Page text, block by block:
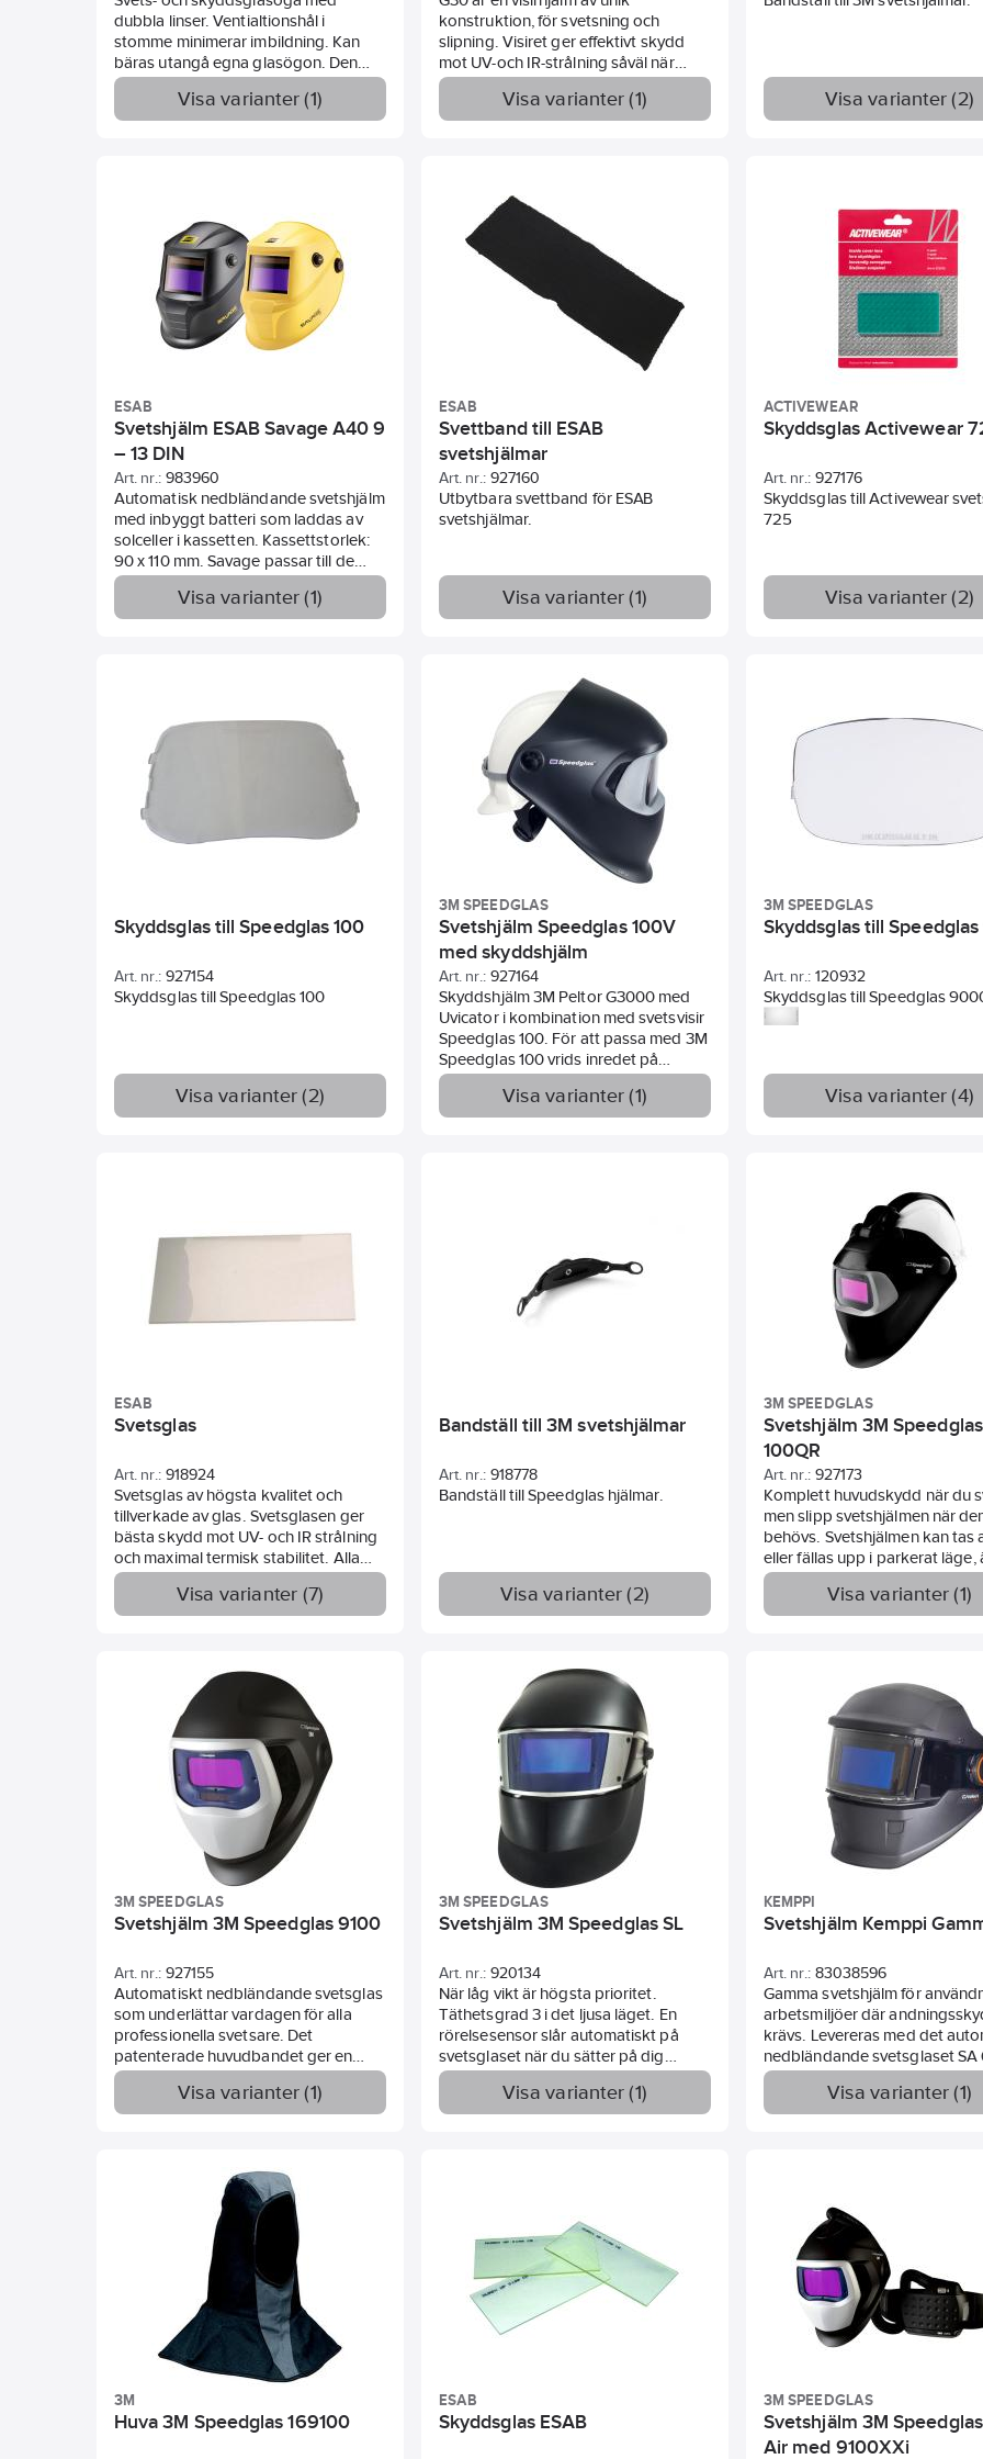
dubbla linser. Ventialtionshål i
stomme minimerar imbildning. Kan
bäras utangå egna glasögon. Den
uppfällbara delen låses fast i uppfällt
läge vid flip-up. 50 mm runda skydds-
och svetsglas.
Visa varianter (1)
konstruktion, för svetsning och
slipning. Visiret ger effektivt skydd
mot UV-och IR-strålning såväl när
visiret är öppet som när det är stängt,
och det finns med olika
mörkhetsgrader. Hjälmen har ett
Mörkhetsgrad
647600: DIN 2 + DIN 8 totalt DIN10
647601: DIN 2 + DIN 10 totalt DIN11
Visa varianter (1) Visa varianter (2)
ESAB
Svetshjälm ESAB Savage A40 9
– 13 DIN
Art. nr.: 983960
Automatisk nedbländande svetshjälm
med inbyggt batteri som laddas av
solceller i kassetten. Kassettstorlek:
90 x 110 mm. Savage passar till de
flesta svetsapplikationer: MIG/MAG,
MMA samt TIG över 20 amp.
Uppdaterad så man nu kan byta
Visa varianter (1)
ESAB
Svettband till ESAB
svetshjälmar
Art. nr.: 927160
Utbytbara svettband för ESAB
svetshjälmar.
Visa varianter (1)
ACTIVEWEAR
Skyddsglas Activewear
Art. nr.: 927176
Skyddsglas till Activewear
725
Visa varianter (2)
Skyddsglas till Speedglas 100
Art. nr.: 927154
Skyddsglas till Speedglas 100
Visa varianter (2)
3M SPEEDGLAS
Svetshjälm Speedglas 100V
med skyddshjälm
Art. nr.: 927164
Skyddshjälm 3M Peltor G3000 med
Uvicator i kombination med svetsvisir
Speedglas 100. För att passa med 3M
Speedglas 100 vrids inredet på
hjälmen 180º. Inkl kassett.
Visa varianter (1)
3M SPEEDGLAS
Skyddsglas till
Art. nr.: 120932
Skyddsglas till Speedglas
Visa varianter (4)
ESAB
Svetsglas
Art. nr.: 918924
Svetsglas av högsta kvalitet och
tillverkade av glas. Svetsglasen ger
bästa skydd mot UV- och IR strålning
och maximal termisk stabilitet. Alla
svetsglas är individuellt märkta med
mörkhetsgrad i DIN.
Visa varianter (7)
Bandställ till 3M svetshjälmar
Art. nr.: 918778
Bandställ till Speedglas hjälmar.
Visa varianter (2)
3M SPEEDGLAS
Svetshjälm 3M Speedglas
100QR
Art. nr.: 927173
Komplett huvudskydd när du
men slipp svetshjälmen när
behövs. Svetshjälmen kan tas
eller fällas upp i parkerat läge,
monterad på skyddshjälmen.
401470 lev inkl: Svetshjälm
med svetskasett 100V, QR räls
kassett och hjälm.
Visa varianter (1)
3M SPEEDGLAS
Svetshjälm 3M Speedglas 9100
Art. nr.: 927155
Automatiskt nedbländande svetsglas
som underlättar vardagen för alla
professionella svetsare. Det
patenterade huvudbandet ger en
komfortabel känsla av stabilitet och
balans. Skyddar dina ögon och ditt
ansikte mot strålning, värme och
Sidofönster med täthets grad 5 ger
större synfält. Art 293871 Svetshjälm
3M Speedglas H501800 levereras
utan svetskassett. Art 420528
Svetskassett SPEEDGLAS 9100XXi har
en förbättrad optik som gör färgerna
klarare och gör det lättare att se
Visa varianter (1)
3M SPEEDGLAS
Svetshjälm 3M Speedglas SL
Art. nr.: 920134
När låg vikt är högsta prioritet.
Täthetsgrad 3 i det ljusa läget. En
rörelsesensor slår automatiskt på
svetsglaset när du sätter på dig
visiret. Smalt visir för trånga
utrymmen.Visa varianter (1)
KEMPPI
Svetshjälm Kemppi
Art. nr.: 83038596
Gamma svetshjälm för
arbetsmiljöer där
krävs. Levereras med det
nedbländande svetsglaset SA
innehåller Kemppis alla
komfortfunktioner. Standard:
175:1997, ISO 16321-2:2021
Visa varianter (1)
3M
Huva 3M Speedglas 169100
ESAB
Skyddsglas ESAB
3M SPEEDGLAS
Svetshjälm 3M
Air med 9100XXi